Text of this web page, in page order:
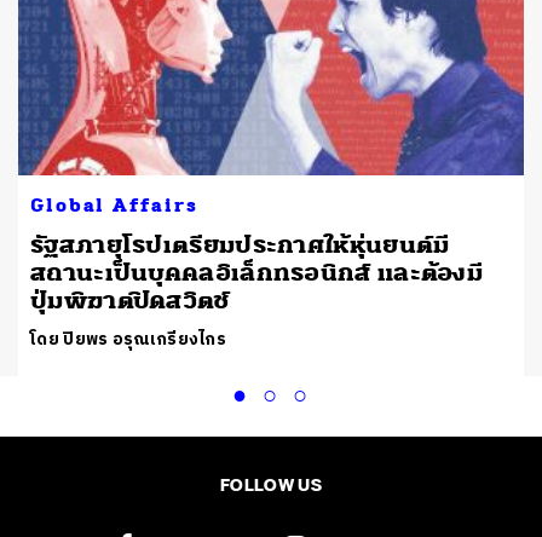
Global Affairs
รัฐสภายุโรปเตรียมประกาศให้หุ่นยนต์มี
สถานะเป็นบุคคลอิเล็กทรอนิกส์ และต้องมี
ปุ่มพิฆาตปิดสวิตช์
โดย ปิยพร อรุณเกรียงไกร
FOLLOW US